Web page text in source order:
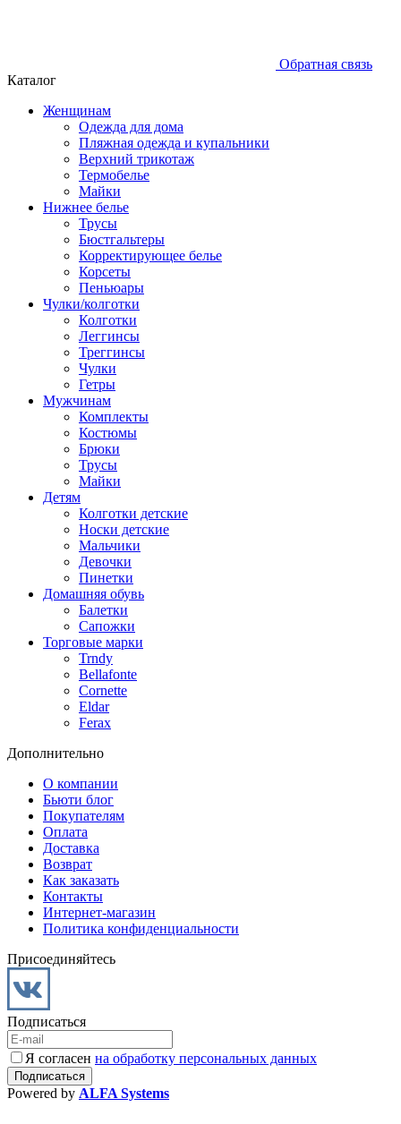
Обратная связь
Каталог
Женщинам
Одежда для дома
Пляжная одежда и купальники
Верхний трикотаж
Термобелье
Майки
Нижнее белье
Трусы
Бюстгальтеры
Корректирующее белье
Корсеты
Пеньюары
Чулки/колготки
Колготки
Леггинсы
Треггинсы
Чулки
Гетры
Мужчинам
Комплекты
Костюмы
Брюки
Трусы
Майки
Детям
Колготки детские
Носки детские
Мальчики
Девочки
Пинетки
Домашняя обувь
Балетки
Сапожки
Торговые марки
Trndy
Bellafonte
Cornette
Eldar
Ferax
Дополнительно
О компании
Бьюти блог
Покупателям
Оплата
Доставка
Возврат
Как заказать
Контакты
Интернет-магазин
Политика конфиденциальности
Присоединяйтесь
Подписаться
Я согласен на обработку персональных данных
Powered by ALFA Systems